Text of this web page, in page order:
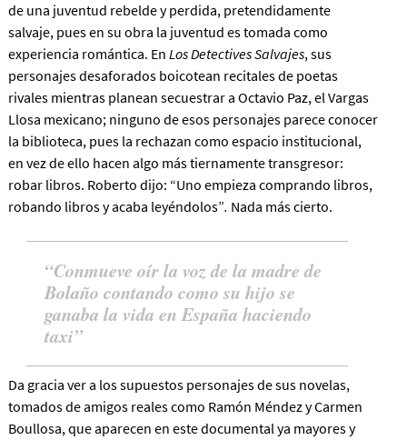
de una juventud rebelde y perdida, pretendidamente
salvaje, pues en su obra la juventud es tomada como
experiencia romántica. En Los Detectives Salvajes, sus
personajes desaforados boicotean recitales de poetas
rivales mientras planean secuestrar a Octavio Paz, el Vargas
Llosa mexicano; ninguno de esos personajes parece conocer
la biblioteca, pues la rechazan como espacio institucional,
en vez de ello hacen algo más tiernamente transgresor:
robar libros. Roberto dijo: “Uno empieza comprando libros,
robando libros y acaba leyéndolos”. Nada más cierto.
Conmueve oír la voz de la madre de
Bolaño contando como su hijo se
ganaba la vida en España haciendo
taxi
Da gracia ver a los supuestos personajes de sus novelas,
tomados de amigos reales como Ramón Méndez y Carmen
Boullosa, que aparecen en este documental ya mayores y